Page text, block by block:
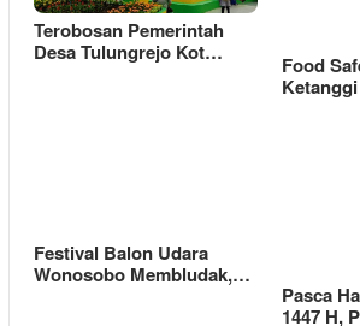
Terobosan Pemerintah
Desa Tulungrejo Kot…
Food
Festival Balon Udara
Wonosobo Membludak,…
Pasca
1447 H,